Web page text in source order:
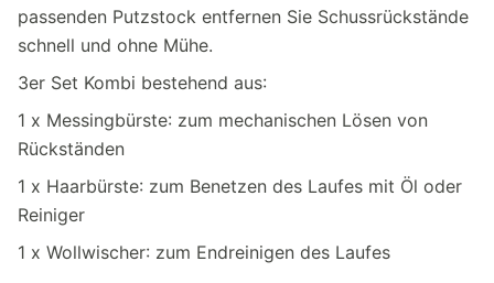
passenden Putzstock entfernen Sie Schussrückstände
schnell und ohne Mühe.
3er Set Kombi bestehend aus:
1 x Messingbürste: zum mechanischen Lösen von
Rückständen
1 x Haarbürste: zum Benetzen des Laufes mit Öl oder
Reiniger
1 x Wollwischer: zum Endreinigen des Laufes